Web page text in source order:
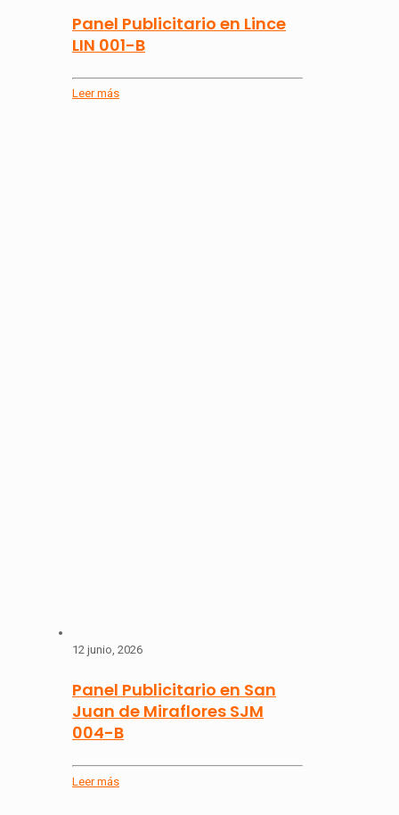
Panel Publicitario en Lince
LIN 001-B
Leer más
12 junio, 2026
Panel Publicitario en San
Juan de Miraflores SJM
004-B
Leer más